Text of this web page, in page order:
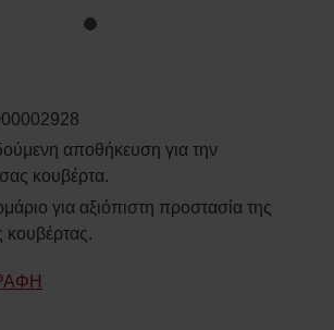
αποθήκευση για την
κουβέρτα.
για αξιόπιστη προστασία της
κουβέρτας.